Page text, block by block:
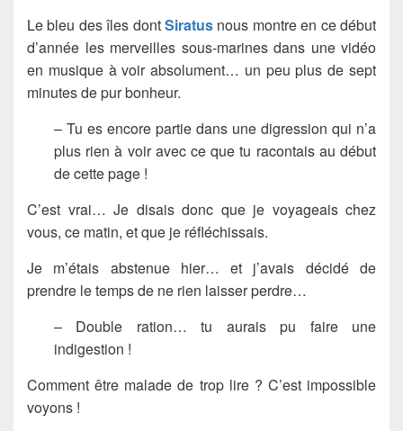
Le bleu des îles dontSiratus nous montre en ce début
d’année les merveilles sous-marines dans une vidéo
en musique à voir absolument… un peu plus de sept
minutes de pur bonheur.
– Tu es encore partie dans une digression qui n’a
plus rien à voir avec ce que tu racontais au début
de cette page !
C’est vrai… Je disais donc que je voyageais chez
vous, ce matin, et que je réfléchissais.
Je m’étais abstenue hier… et j’avais décidé de
prendre le temps de ne rien laisser perdre…
– Double ration… tu aurais pu faire une
indigestion !
Comment être malade de trop lire ? C’est impossible
voyons !